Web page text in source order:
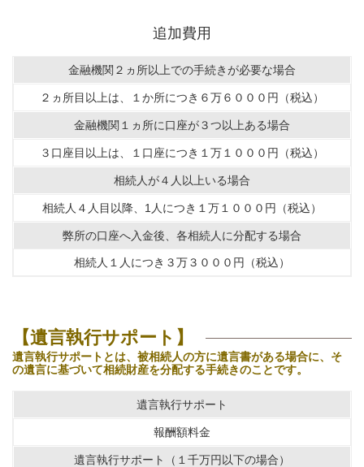
追加費用
金融機関２ヵ所以上での手続きが必要な場合
２ヵ所目以上は、１か所につき６万６０００円（税込）
金融機関１ヵ所に口座が３つ以上ある場合
３口座目以上は、１口座につき１万１０００円（税込）
相続人が４人以上いる場合
相続人４人目以降、1人につき１万１０００円（税込）
弊所の口座へ入金後、各相続人に分配する場合
相続人１人につき３万３０００円（税込）
【遺言執行サポート】
遺言執行サポートとは、被相続人の方に遺言書がある場合に、そ
の遺言に基づいて相続財産を分配する手続きのことです。
遺言執行サポート
報酬額料金
遺言執行サポート（１千万円以下の場合）